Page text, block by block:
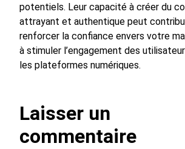
potentiels. Leur capacité à créer du
attrayant et authentique peut
renforcer la confiance envers votre
à stimuler l’engagement des
les plateformes numériques.
Laisser un
commentaire